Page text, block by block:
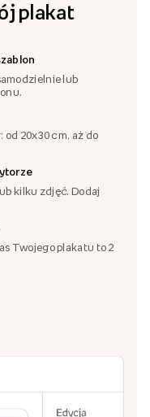
plakat
lub
20x30 cm, aż do
kilku zdjęć. Dodaj
Twojego plakatu to 2